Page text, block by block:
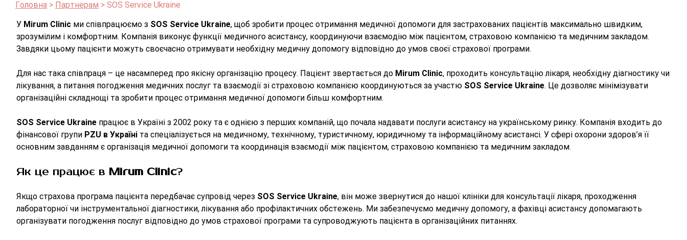
Головна Партнерам
SOS Service Ukraine
У Mirum Clinic ми співпрацюємо з SOS Service Ukraine, щоб зробити процес отримання медичної допомоги для застрахованих пацієнтів максимально швидким,
зрозумілим і комфортним. Компанія виконує функції медичного асистансу, координуючи взаємодію між пацієнтом, страховою компанією та медичним закладом.
Завдяки цьому пацієнти можуть своєчасно отримувати необхідну медичну допомогу відповідно до умов своєї страхової програми.
Для нас така співпраця – це насамперед про якісну організацію процесу. Пацієнт звертається до Mirum Clinic, проходить консультацію лікаря, необхідну діагностику чи
лікування, а питання погодження медичних послуг та взаємодії зі страховою компанією координуються за участю SOS Service Ukraine. Це дозволяє мінімізувати
організаційні складнощі та зробити процес отримання медичної допомоги більш комфортним.
SOS Service Ukraine працює в Україні з 2002 року та є однією з перших компаній, що почала надавати послуги асистансу на українському ринку. Компанія входить до
фінансової групи PZU в Україні та спеціалізується на медичному, технічному, туристичному, юридичному та інформаційному асистансі. У сфері охорони здоров’я її
основним завданням є організація медичної допомоги та координація взаємодії між пацієнтом, страховою компанією та медичним закладом.
Як це працює в Mirum Clinic?
Якщо страхова програма пацієнта передбачає супровід через SOS Service Ukraine, він може звернутися до нашої клініки для консультації лікаря, проходження
лабораторної чи інструментальної діагностики, лікування або профілактичних обстежень. Ми забезпечуємо медичну допомогу, а фахівці асистансу допомагають
організувати погодження послуг відповідно до умов страхової програми та супроводжують пацієнта в організаційних питаннях.